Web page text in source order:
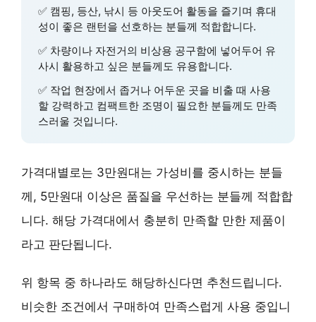
✅ 캠핑, 등산, 낚시 등 아웃도어 활동을 즐기며 휴대
성이 좋은 랜턴을 선호하는 분들께 적합합니다.
✅ 차량이나 자전거의 비상용 공구함에 넣어두어 유
사시 활용하고 싶은 분들께도 유용합니다.
✅ 작업 현장에서 좁거나 어두운 곳을 비출 때 사용
할 강력하고 컴팩트한 조명이 필요한 분들께도 만족
스러울 것입니다.
가격대별로는 3만원대는 가성비를 중시하는 분들
께, 5만원대 이상은 품질을 우선하는 분들께 적합합
니다. 해당 가격대에서 충분히 만족할 만한 제품이
라고 판단됩니다.
위 항목 중 하나라도 해당하신다면 추천드립니다.
비슷한 조건에서 구매하여 만족스럽게 사용 중입니